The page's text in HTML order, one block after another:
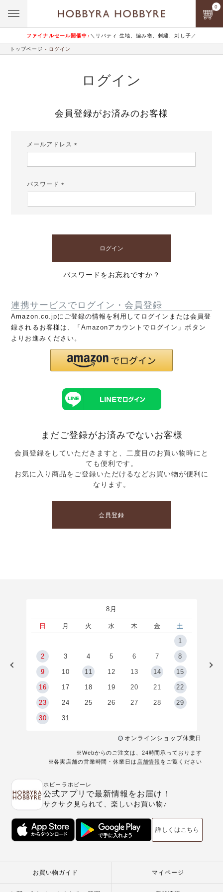
ファイナルセール開催中♪ ＼リバティ 生地、編み物、刺繍、刺し子／
0
トップページ ログイン
ログイン
会員登録がお済みのお客様
メールアドレス
パスワード
ログイン
パスワードをお忘れですか？
連携サービスでログイン・会員登録
Amazon.co.jpにご登録の情報を利用してログインまたは会員登
録されるお客様は、「Amazonアカウントでログイン」ボタン
よりお進みください。
まだご登録がお済みでないお客様
会員登録をしていただきますと、二度目のお買い物時にと
ても便利です。
お気に入り商品をご登録いただけるなどお買い物が便利に
なります。
会員登録
8月
日 月 火 水 木 金
土
1
2 3 4 5 6 7 8
9 10 11 12 13 14 15
16 17 18 19 20 21 22
23 24 25 26 27 28 29
30 31
オンラインショップ休業日
※Webからのご注文は、24時間承っております
※各実店舗の営業時間・休業日は 店舗情報 をご覧ください
ホビーラホビーレ
公式アプリで最新情報をお届け！
サクサク見られて、楽しいお買い物♪
詳しくはこちら
お買い物ガイド マイページ